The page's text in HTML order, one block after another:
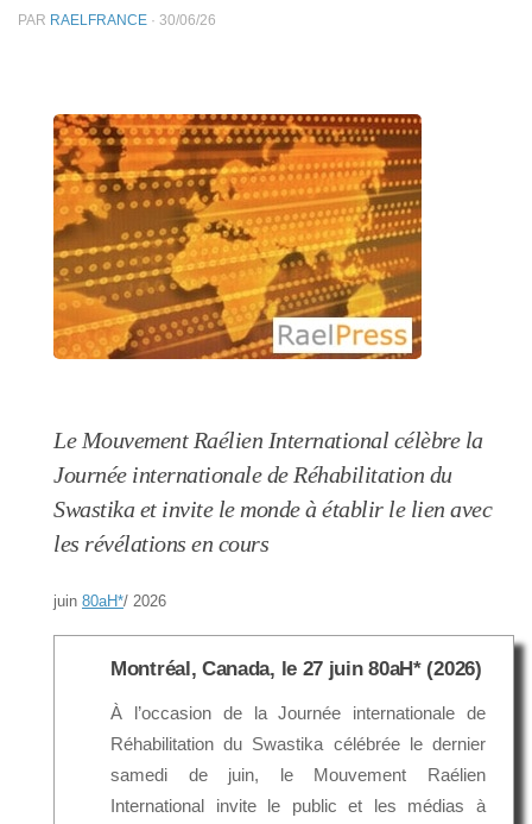
PAR RAELFRANCE · 30/06/26
Le Mouvement Raélien International célèbre la
Journée internationale de Réhabilitation du
Swastika et invite le monde à établir le lien avec
les révélations en cours
juin 80aH*/ 2026
Montréal, Canada, le 27 juin 80aH* (2026)
À l’occasion de la Journée internationale de
Réhabilitation du Swastika célébrée le dernier
samedi de juin, le Mouvement Raélien
International invite le public et les médias à